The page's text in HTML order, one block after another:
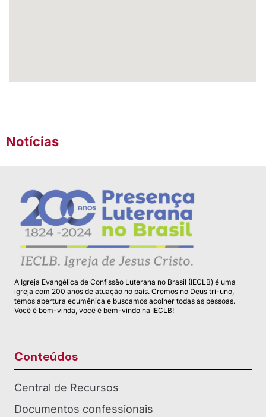
Notícias
A Igreja Evangélica de Confissão Luterana no Brasil (IECLB) é uma
igreja com 200 anos de atuação no país. Cremos no Deus tri-uno,
temos abertura ecumênica e buscamos acolher todas as pessoas.
Você é bem-vinda, você é bem-vindo na IECLB!
Conteúdos
Central de Recursos
Documentos confessionais